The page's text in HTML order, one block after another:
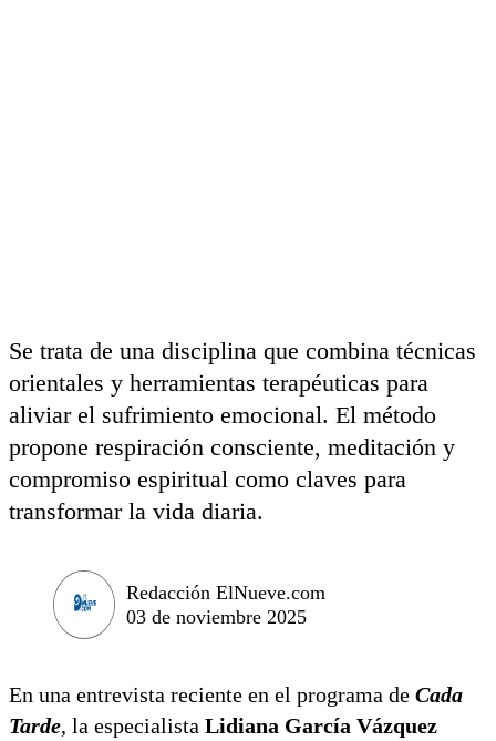
Se trata de una disciplina que combina técnicas
orientales y herramientas terapéuticas para
aliviar el sufrimiento emocional. El método
propone respiración consciente, meditación y
compromiso espiritual como claves para
transformar la vida diaria.
Redacción ElNueve.com
03 de noviembre 2025
En una entrevista reciente en el programa de Cada
Tarde, la especialista Lidiana García Vázquez